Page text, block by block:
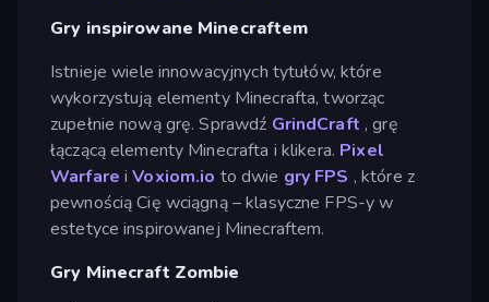
Gry inspirowane Minecraftem
Istnieje wiele innowacyjnych tytułów, które
wykorzystują elementy Minecrafta, tworząc
zupełnie nową grę. Sprawdź GrindCraft , grę
łączącą elementy Minecrafta i klikera. Pixel
Warfare iVoxiom.io to dwie gry FPS , które z
pewnością Cię wciągną – klasyczne FPS-y w
estetyce inspirowanej Minecraftem.
Gry Minecraft Zombie